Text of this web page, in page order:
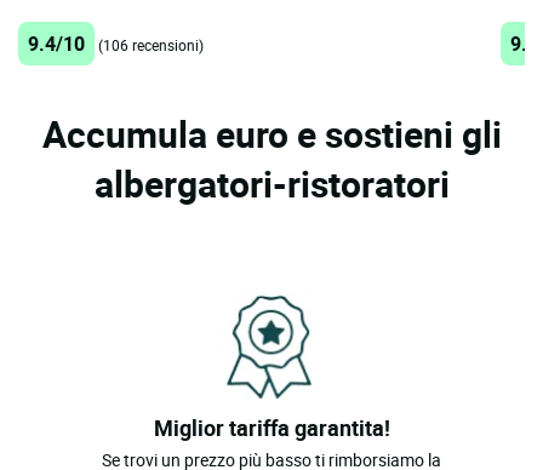
9.4/10 (106 recensioni)
Accumula euro e sostieni gli
albergatori-ristoratori
Miglior tariffa garantita!
Se trovi un prezzo più basso ti rimborsiamo la